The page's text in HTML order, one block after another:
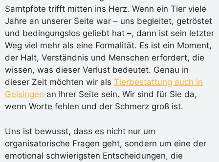
Samtpfote trifft mitten ins Herz. Wenn ein Tier viele
Jahre an unserer Seite war – uns begleitet, getröstet
und bedingungslos geliebt hat –, dann ist sein letzter
Weg viel mehr als eine Formalität. Es ist ein Moment,
der Halt, Verständnis und Menschen erfordert, die
wissen, was dieser Verlust bedeutet. Genau in
dieser Zeit möchten wir als Tierbestattung auch in
Geisingen an Ihrer Seite sein. Wir sind für Sie da,
wenn Worte fehlen und der Schmerz groß ist.
Uns ist bewusst, dass es nicht nur um
organisatorische Fragen geht, sondern um eine der
emotional schwierigsten Entscheidungen, die